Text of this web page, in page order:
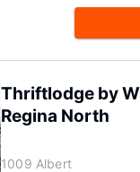
Thriftlodge by
Regina North
1009 Albert